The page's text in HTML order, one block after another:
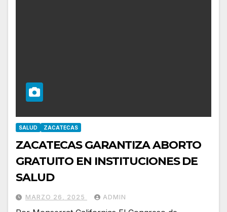
SALUD ZACATECAS
ZACATECAS GARANTIZA ABORTO
GRATUITO EN INSTITUCIONES DE
SALUD
MARZO 26, 2025 ADMIN